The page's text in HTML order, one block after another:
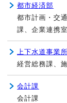
都市経済部
都市計画・交
課、企業連携
上下水道事業所
経営総務課、
会計課
会計課